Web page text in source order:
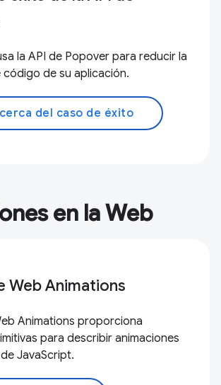
la API de Popover para reducir la
de su aplicación.
del caso de éxito
en la Web
Web Animations
Animations proporciona
para describir animaciones
JavaScript.